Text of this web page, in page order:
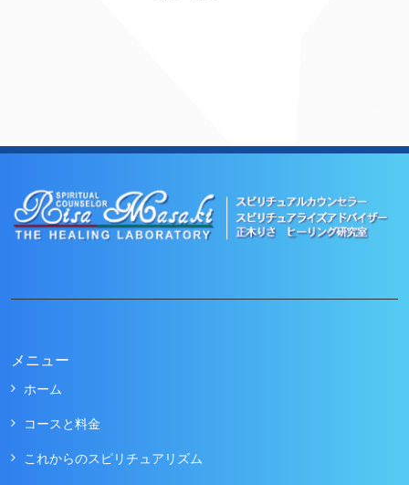
メニュー
ホーム
コースと料金
これからのスピリチュアリズム